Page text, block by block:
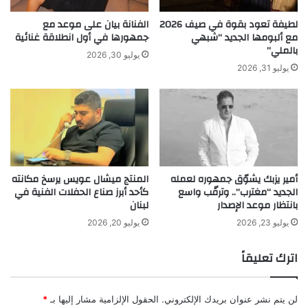
تنويه من موقعنا
تم جلب هذا المحتوى بشكل آلي من المصدر:
yalebnan.org
بتاريخ:2025-09-02 15:31:00
رأي موقعنا والمسؤولية الكاملة تقع على عاتق المصدر
ملاحظة:
قد يتم استخدام الترجمة الآلية في بعض الأحيان لتوفير
هذا المحتوى.
ل
ى
ل
ب
ن
ن
ة
ع
ل
ى
ب
ا
ل
ا
ئ
ت
م
ن
ب
ن
س
لطيفة تعود بقوة في صيف 2026
مع ألبومها الجديد “شبهي
بالملي”
يوليو 31, 2026
الفنانة بيان على موعد مع
جمهورها في أول انطلاقة غنائية
يوليو 30, 2026
أمير يزبك يشوّق جمهوره لعمله
الجديد “مغترب”.. وترقّب واسع
بانتظار موعد الإصدار
يوليو 23, 2026
​المنتج ميشال عويس يرسخ مكانته
كأحد أبرز صناع الحفلات الفنية في
لبنان
يوليو 20, 2026
اترك تعليقاً
لن يتم نشر عنوان بريدك الإلكتروني. الحقول الإلزامية مشار إليها بـ*